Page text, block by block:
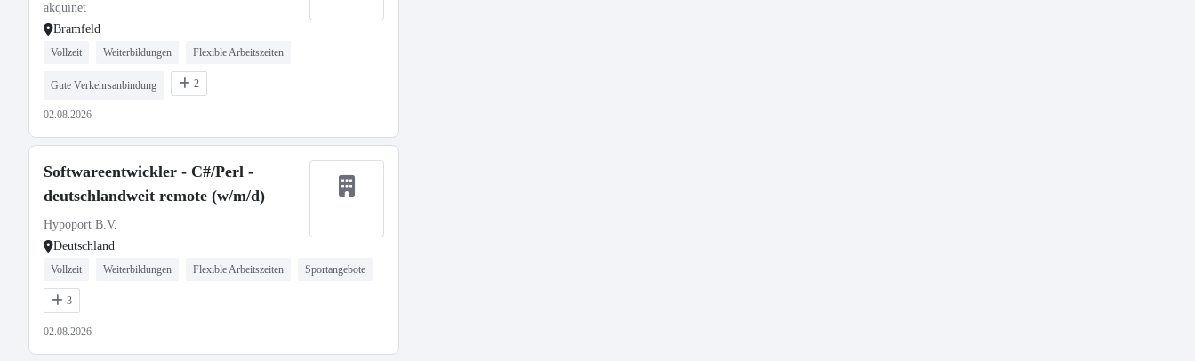
akquinet
Bramfeld
Vollzeit Weiterbildungen Flexible Arbeitszeiten
Gute Verkehrsanbindung 2
02.08.2026
Softwareentwickler - C#/Perl -
deutschlandweit remote (w/m/d)
Hypoport B.V.
Deutschland
Vollzeit Weiterbildungen Flexible Arbeitszeiten Sportangebote
3
02.08.2026